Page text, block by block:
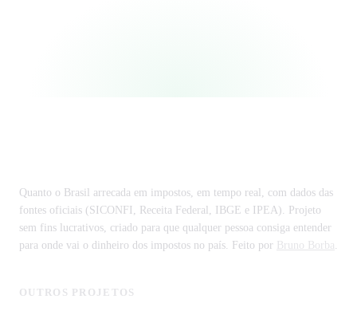
Quanto o Brasil arrecada em impostos, em tempo real, com dados das
fontes oficiais (SICONFI, Receita Federal, IBGE e IPEA). Projeto
sem fins lucrativos, criado para que qualquer pessoa consiga entender
para onde vai o dinheiro dos impostos no país. Feito por
Bruno Borba.
OUTROS PROJETOS